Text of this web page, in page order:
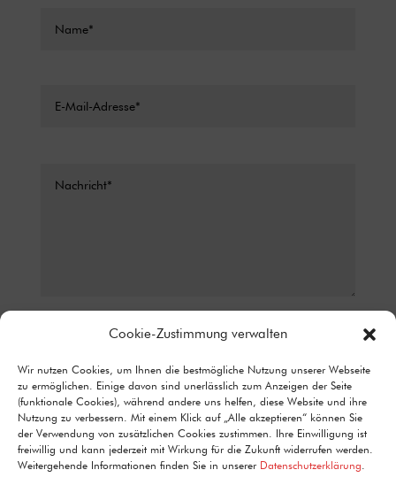
Cookie-Zustimmung verwalten
Wir nutzen Cookies, um Ihnen die bestmögliche Nutzung unserer Webseite
zu ermöglichen. Einige davon sind unerlässlich zum Anzeigen der Seite
(funktionale Cookies), während andere uns helfen, diese Website und ihre
Nutzung zu verbessern. Mit einem Klick auf „Alle akzeptieren“ können Sie
der Verwendung von zusätzlichen Cookies zustimmen. Ihre Einwilligung ist
freiwillig und kann jederzeit mit Wirkung für die Zukunft widerrufen werden.
Weitergehende Informationen finden Sie in unserer Datenschutzerklärung.
KONTAKTFORMULAR ZUR BEANTWORTUNG MEINER ANFRAGE
ERHOBEN UND VERARBEITET WERDEN. DETAILLIERTE
INFORMATIONEN ZUM UMGANG MIT NUTZERDATEN FINDEN SIE IN
UNSERER DATENSCHUTZERKLÄRUNG.
4 + 2= Senden
Alternative: